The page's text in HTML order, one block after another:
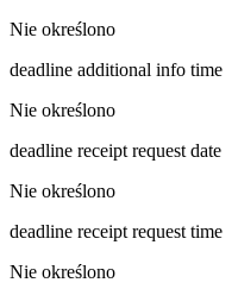
Nie określono
deadline additional info time
Nie określono
deadline receipt request date
Nie określono
deadline receipt request time
Nie określono